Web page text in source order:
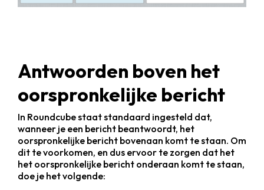
Antwoorden boven het
oorspronkelijke bericht
In Roundcube staat standaard ingesteld dat,
wanneer je een bericht beantwoordt, het
oorspronkelijke bericht bovenaan komt te staan. Om
dit te voorkomen, en dus ervoor te zorgen dat het
het oorspronkelijke bericht onderaan komt te staan,
doe je het volgende: